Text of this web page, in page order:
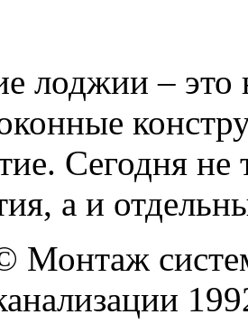
лоджии – это
Сегодня
а и
Монтаж